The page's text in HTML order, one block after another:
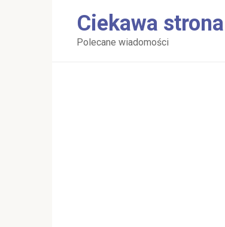
Ciekawa strona
Polecane wiadomości